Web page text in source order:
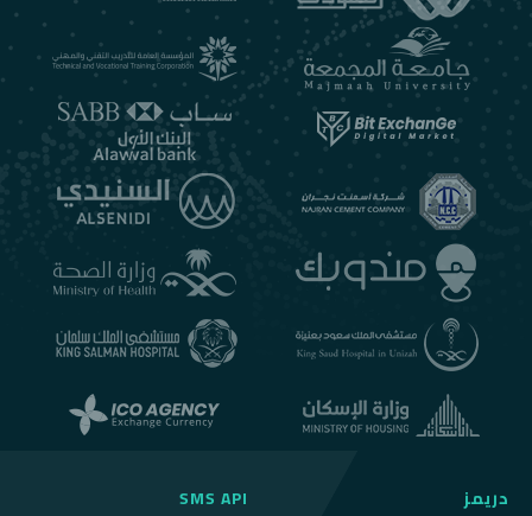
دريمز SMS API